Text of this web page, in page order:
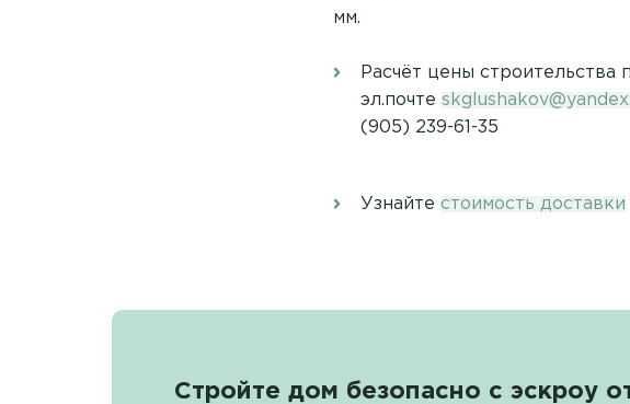
мм.
Расчёт цены строительства
эл.почте
(905) 239-61-35
Узнайте стоимость доставки
Стройте дом безопасно с эскроу